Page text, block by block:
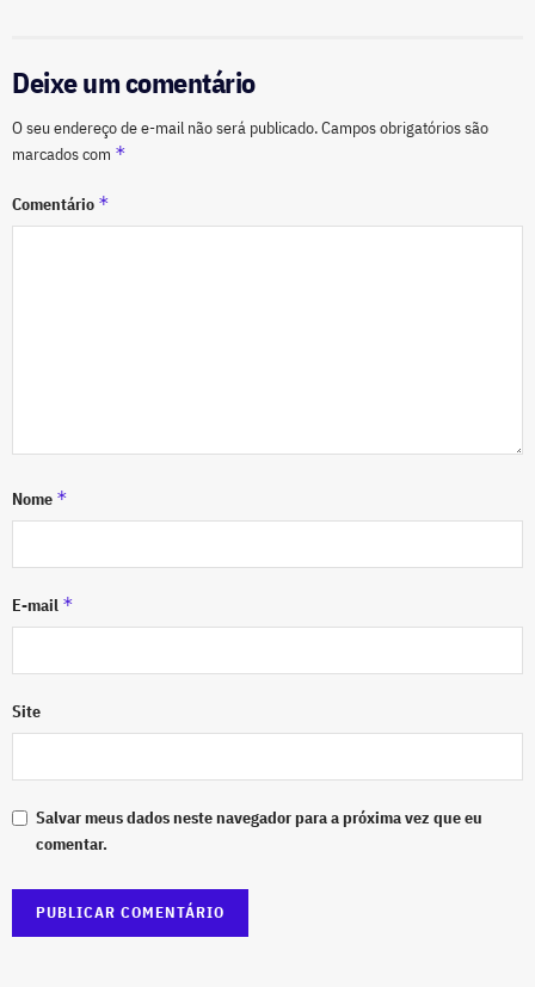
Deixe um comentário
O seu endereço de e-mail não será publicado.Campos obrigatórios são
marcados com *
Comentário *
Nome *
E-mail *
Site
Salvar meus dados neste navegador para a próxima vez que eu
comentar.